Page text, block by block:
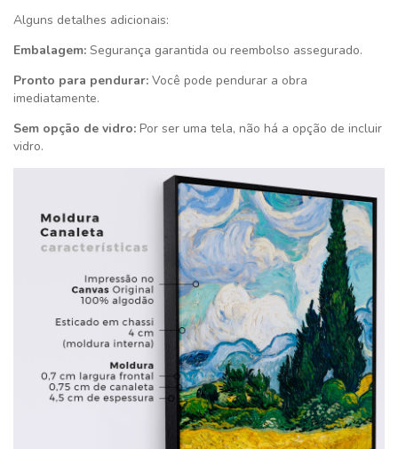
Alguns detalhes adicionais:
Embalagem: Segurança garantida ou reembolso assegurado.
Pronto para pendurar: Você pode pendurar a obra
imediatamente.
Sem opção de vidro: Por ser uma tela, não há a opção de incluir
vidro.